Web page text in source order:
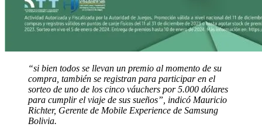
“si bien todos se llevan un premio al momento de su
compra, también se registran para participar en el
sorteo de uno de los cinco váuchers por 5.000 dólares
para cumplir el viaje de sus sueños”, indicó Mauricio
Richter, Gerente de Mobile Experience de Samsung
Bolivia.